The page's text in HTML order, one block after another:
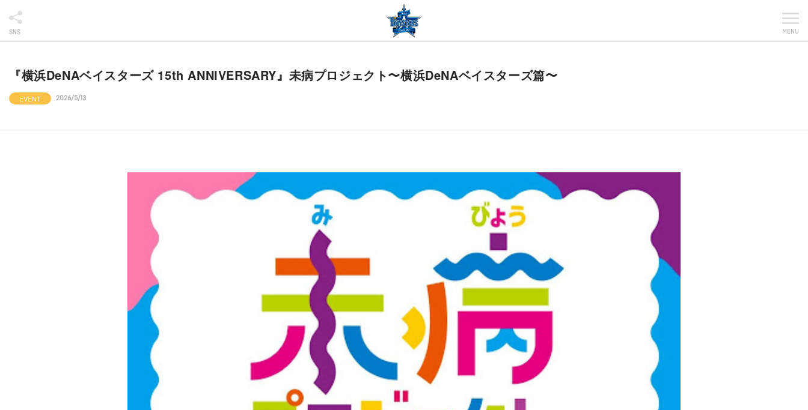
SNS MENU
『横浜DeNAベイスターズ 15th ANNIVERSARY』未病プロジェクト〜横浜DeNAベイスターズ篇〜
EVENT 2026/5/13